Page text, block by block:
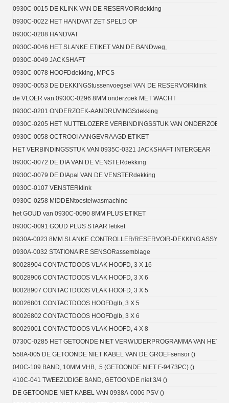
0930C-0015 DE KLINK VAN DE RESERVOIRdekking
0930C-0022 HET HANDVAT ZET SPELD OP
0930C-0208 HANDVAT
0930C-0046 HET SLANKE ETIKET VAN DE BANDweg,
0930C-0049 JACKSHAFT
0930C-0078 HOOFDdekking, MPCS
0930C-0053 DE DEKKINGStussenvoegsel VAN DE RESERVOIRklink
de VLOER van 0930C-0296 8MM onderzoek MET WACHT
0930C-0201 ONDERZOEK-AANDRIJVINGSdekking
0930C-0205 HET NUTTELOZERE VERBINDINGSSTUK VAN ONDERZOEK
0930C-0058 OCTROOI AANGEVRAAGD ETIKET
HET VERBINDINGSSTUK VAN 0935C-0321 JACKSHAFT INTERGEAR
0930C-0072 DE DIA VAN DE VENSTERdekking
0930C-0079 DE DIApal VAN DE VENSTERdekking
0930C-0107 VENSTERklink
0930C-0258 MIDDENtoestelwasmachine
het GOUD van 0930C-0090 8MM PLUS ETIKET
0930C-0091 GOUD PLUS STAARTetiket
0930A-0023 8MM SLANKE CONTROLLER/RESERVOIR-DEKKING ASSY.
0930A-0032 STATIONAIRE SENSORassemblage
80028904 CONTACTDOOS VLAK HOOFD, 3 X 16
80028906 CONTACTDOOS VLAK HOOFD, 3 X 6
80028907 CONTACTDOOS VLAK HOOFD, 3 X 5
80026801 CONTACTDOOS HOOFDglb, 3 X 5
80026802 CONTACTDOOS HOOFDglb, 3 X 6
80029001 CONTACTDOOS VLAK HOOFD, 4 X 8
0730C-0285 HET GETOONDE NIET VERWIJDERPROGRAMMA VAN HET
558A-005 DE GETOONDE NIET KABEL VAN DE GROEFsensor ()
040C-109 BAND, 10MM VHB, .5 (GETOONDE NIET F-9473PC) ()
410C-041 TWEEZIJDIGE BAND, GETOONDE niet 3/4 ()
DE GETOONDE NIET KABEL VAN 0938A-0006 PSV ()